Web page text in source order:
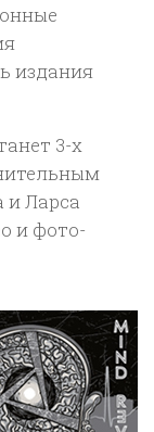
издания
3-х
и Ларса
и фото-